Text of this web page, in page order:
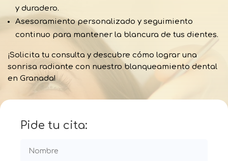
y duradero.
Asesoramiento personalizado y seguimiento
continuo para mantener la blancura de tus dientes.
¡Solicita tu consulta y descubre cómo lograr una
sonrisa radiante con nuestro blanqueamiento dental
en Granada!
Pide tu cita: